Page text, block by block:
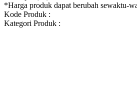
*Harga produk dapat berubah sewaktu-
Kode Produk :
Kategori Produk :